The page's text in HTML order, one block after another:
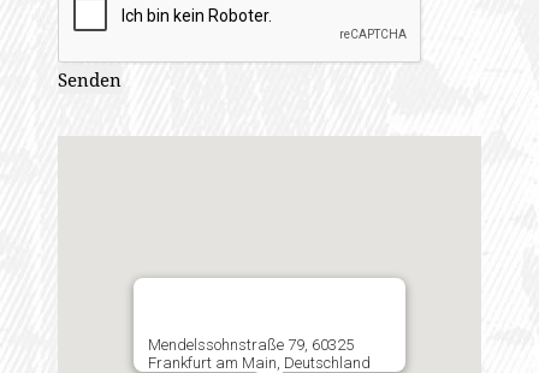
Mendelssohnstraße 79, 60325
Frankfurt am Main, Deutschland